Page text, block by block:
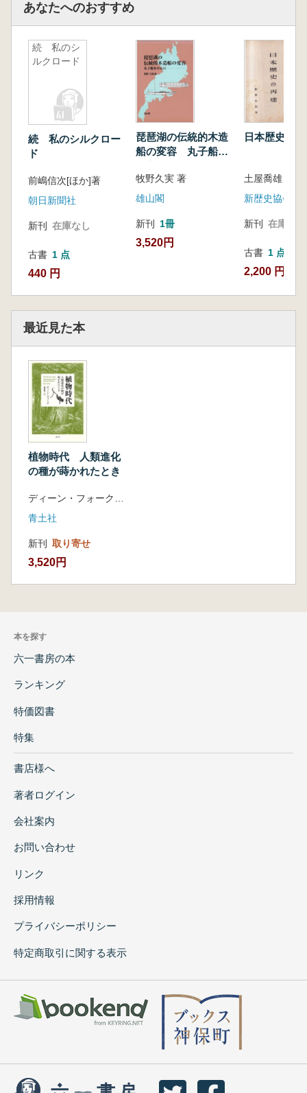
あなたへのおすすめ
続 私のシ
ルクロード
続 私のシルクロー
ド
前嶋信次[ほか]著
朝日新聞社
新刊 在庫なし
古書 1 点
440 円
琵琶湖の伝統的木造
船の変容 丸子船を
牧野久実 著
雄山閣
新刊 1冊
3,520円
日本歴史の
土屋喬雄 著
新歴史協会
新刊 在庫なし
古書 1 点
2,200 円
最近見た本
植物時代 人類進化
の種が蒔かれたとき
青土社
新刊 取り寄せ
3,520円
本を探す
六一書房の本
ランキング
特価図書
特集
書店様へ
著者ログイン
会社案内
お問い合わせ
リンク
採用情報
プライバシーポリシー
特定商取引に関する表示